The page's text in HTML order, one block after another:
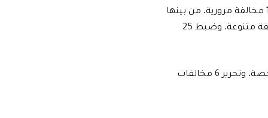
أسفرت الحملة المرورية بالادارة العامة لمرور القليوبية خلال 24 ساعة عن ضبط 1540 مخالفة مرورية، من بينها
506 مخالفة انتظار للسيارات خاطئة فى الطريق ما يعوق الحركة المرورية، و888 مخالفة متنوعة، وضبط 25
كما تمكنت الحملة من سحب 23 دراجة نارية بدون رخص قيادة، وحجز 9 دراجات غير مرخصة، وتحرير 6 مخالفات